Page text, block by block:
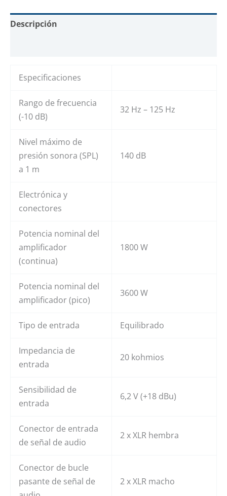
Descripción
Especificaciones
Rango de frecuencia
(-10 dB)
32 Hz – 125 Hz
Nivel máximo de
presión sonora (SPL)
a 1 m
140 dB
Electrónica y
conectores
Potencia nominal del
amplificador
(continua)
1800 W
Potencia nominal del
amplificador (pico)
3600 W
Tipo de entrada Equilibrado
Impedancia de
entrada
20 kohmios
Sensibilidad de
entrada
6,2 V (+18 dBu)
Conector de entrada
de señal de audio
2 x XLR hembra
Conector de bucle
pasante de señal de
2 x XLR macho